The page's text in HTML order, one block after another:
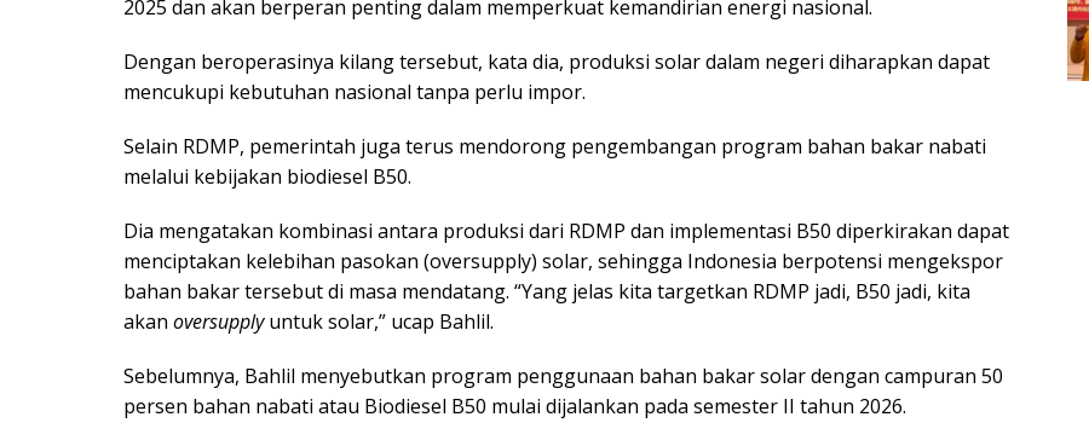
2025 dan akan berperan penting dalam memperkuat kemandirian energi nasional.
Dengan beroperasinya kilang tersebut, kata dia, produksi solar dalam negeri diharapkan dapat
mencukupi kebutuhan nasional tanpa perlu impor.
Selain RDMP, pemerintah juga terus mendorong pengembangan program bahan bakar nabati
melalui kebijakan biodiesel B50.
Dia mengatakan kombinasi antara produksi dari RDMP dan implementasi B50 diperkirakan dapat
menciptakan kelebihan pasokan (oversupply) solar, sehingga Indonesia berpotensi mengekspor
bahan bakar tersebut di masa mendatang. “Yang jelas kita targetkan RDMP jadi, B50 jadi, kita
akan oversupplyuntuk solar,” ucap Bahlil.
Sebelumnya, Bahlil menyebutkan program penggunaan bahan bakar solar dengan campuran 50
persen bahan nabati atau Biodiesel B50 mulai dijalankan pada semester II tahun 2026.